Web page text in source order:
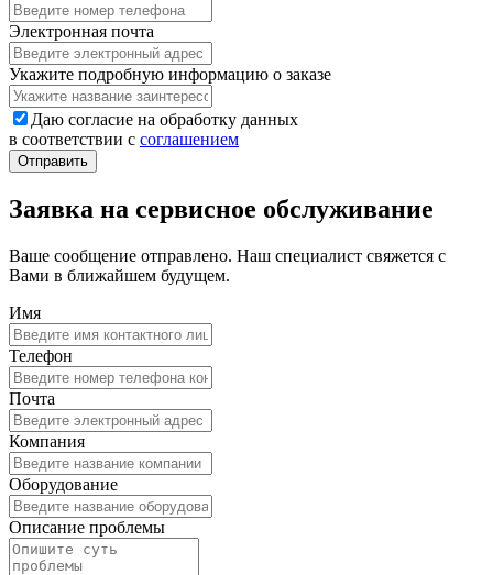
Электронная почта
Укажите подробную информацию о заказе
Даю согласие на обработку данных
в соответствии с соглашением
Заявка на сервисное обслуживание
Ваше сообщение отправлено. Наш специалист свяжется с
Вами в ближайшем будущем.
Имя
Телефон
Почта
Компания
Оборудование
Описание проблемы